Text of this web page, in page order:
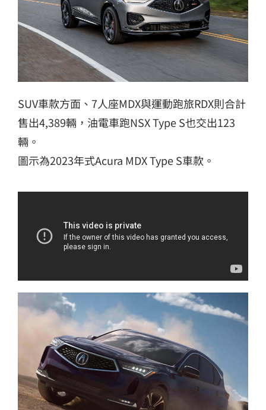
SUV車款方面、7人座MDX與運動跑旅RDX則合計
售出4,389輛，油電車跑NSX Type S也交出123
輛。
圖示為2023年式Acura MDX Type S車款。